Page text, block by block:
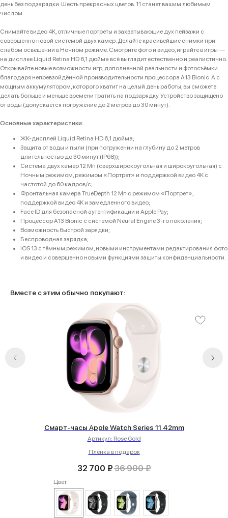
день без подзарядки. Шесть прекрасных цветов. 11 станет вашим любимым
числом.
Снимайте видео 4K, отличные портреты и захватывающие дух пейзажи с
совершенно новой системой двух камер. Делайте красивейшие снимки при
слабом освещении в Ночном режиме. Смотрите фото и видео, играйте в игры —
на дисплее Liquid Retina HD 6,1 дюйма всё выглядит естественно и реалистично.
Открывайте новые возможности игр, дополненной реальности и фотосъёмки
благодаря непревзойдённой производительности процессора A13 Bionic. А с
мощным аккумулятором, которого хватит на целый день работы, вы сможете
делать больше и меньше времени тратить на подзарядку. Устройство защищено
от воды (допускается погружение до 2 метров до 30 минут).
Основные характеристики:
ЖК-дисплей Liquid Retina HD 6,1 дюйма;
Защита от воды и пыли (при погружении на глубину до 2 метров
длительностью до 30 минут (IP68));
Система двух камер 12 Мп (сверхширокоугольная и широкоугольная) с
Ночным режимом, режимом «Портрет» и поддержкой видео 4K с
частотой до 60 кадров/с;
Фронтальная камера TrueDepth 12 Мп с режимом «Портрет»,
поддержкой видео 4K и замедленного видео;
Face ID для безопасной аутентификации и Apple Pay;
Процессор A13 Bionic с системой Neural Engine 3-го поколения;
Возможность быстрой зарядки;
Беспроводная зарядка;
iOS 13 с тёмным режимом, новыми инструментами редактирования фото
и видео и совершенно новыми функциями защиты конфиденциальности.
Вместе с этим обычно покупают:
Смарт-часы Apple Watch Series 11 42mm
Артикул: Rose Gold
Плёнка в подарок
32 700 ₽36 900 ₽
Цвет
Скидки и акции
О компании
Доставка и оплата
Гарантия
Trade-in и кредит
Новостной блог
Для клиента
+ 7 (952) 718-0599
Заказать обратный звонок
Сургут, проспект Мира 5
ТЦ "Никольский" 1 этаж
Ежедневно с 10:00 до 21:00
Контакты